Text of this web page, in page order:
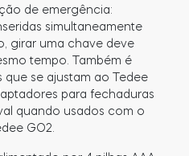
de emergência:
simultaneamente
girar uma chave deve
tempo. Também é
se ajustam ao Tedee
para fechaduras
quando usados com o
GO2.